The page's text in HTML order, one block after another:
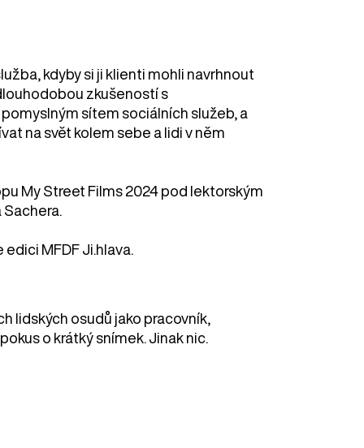
kdyby si ji klienti mohli navrhnout
zkušeností s
sítem sociálních služeb, a
na svět kolem sebe a lidi v něm
My Street Films 2024 pod lektorským
MFDF Ji.hlava.
lidských osudů jako pracovník,
o krátký snímek. Jinak nic.